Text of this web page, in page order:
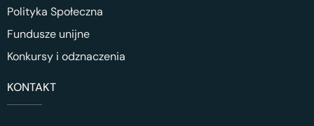
Polityka Społeczna
Fundusze unijne
Konkursy i odznaczenia
KONTAKT